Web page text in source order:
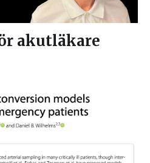
akutläkare